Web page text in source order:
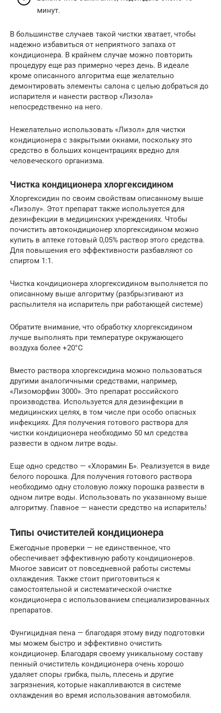
минут.
В большинстве случаев такой чистки хватает, чтобы
надежно избавиться от неприятного запаха от
кондиционера. В крайнем случае можно повторить
процедуру еще раз примерно через день. В идеале
кроме описанного алгоритма еще желательно
демонтировать элементы салона с целью добраться до
испарителя и нанести раствор «Лизола»
непосредственно на него.
Нежелательно использовать «Лизол» для чистки
кондиционера с закрытыми окнами, поскольку это
средство в больших концентрациях вредно для
человеческого организма.
Чистка кондиционера хлоргексидином
Хлоргексидин по своим свойствам описанному выше
«Лизолу». Этот препарат также используется для
дезинфекции в медицинских учреждениях. Чтобы
почистить автокондиционер хлоргексидином можно
купить в аптеке готовый 0,05% раствор этого средства.
Для повышения его эффективности разбавляют со
спиртом 1:1.
Чистка кондиционера хлоргексидином выполняется по
описанному выше алгоритму (разбрызгивают из
распылителя на испаритель при работающей системе)
Обратите внимание, что обработку хлоргексидином
лучше выполнять при температуре окружающего
воздуха более +20°С
Вместо раствора хлоргексидина можно пользоваться
другими аналогичными средствами, например,
«Лизоморфин 3000». Это препарат российского
производства. Используется для дезинфекции в
медицинских целях, в том числе при особо опасных
инфекциях. Для получения готового раствора для
чистки кондиционера необходимо 50 мл средства
развести в одном литре воды.
Еще одно средство — «Хлорамин Б». Реализуется в виде
белого порошка. Для получения готового раствора
необходимо одну столовую ложку порошка развести в
одном литре воды. Использовать по указанному выше
алгоритму. Главное — нанести средство на испаритель!
Типы очистителей кондиционера
Ежегодные проверки — не единственное, что
обеспечивает эффективную работу кондиционеров.
Многое зависит от повседневной работы системы
охлаждения. Также стоит приготовиться к
самостоятельной и систематической очистке
кондиционера с использованием специализированных
препаратов.
Фунгицидная пена — благодаря этому виду подготовки
мы можем быстро и эффективно очистить
кондиционер. Благодаря своему уникальному составу
пенный очиститель кондиционера очень хорошо
удаляет споры грибка, пыль, плесень и другие
загрязнения, которые накапливаются в системе
охлаждения во время использования автомобиля.